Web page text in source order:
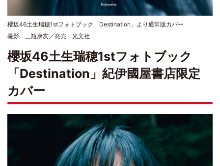
櫻坂46土生瑞穂1stフォトブック「Destination」より通常版カバー
撮影＝三瓶康友／発売＝光文社
櫻坂46土生瑞穂1stフォトブック
「Destination」紀伊國屋書店限定
カバー